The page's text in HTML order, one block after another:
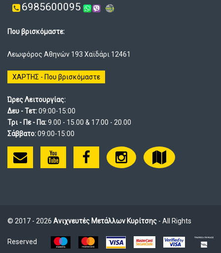
6985600095
Που βρισκόμαστε:
Λεωφόρος Αθηνών 193 Χαϊδάρι 12461
ΧΑΡΤΗΣ - Που βρισκόμαστε
Ώρες Λειτουργίας:
Δευ - Τετ:09:00-15:00
Τρι - Πε - Πα:9.00 - 15.00 & 17.00 - 20.00
Σάββατο:09:00-15:00
© 2017 - 2026 Ανιχνευτές Μετάλλων Κυρίτσης - All Rights
Reserved